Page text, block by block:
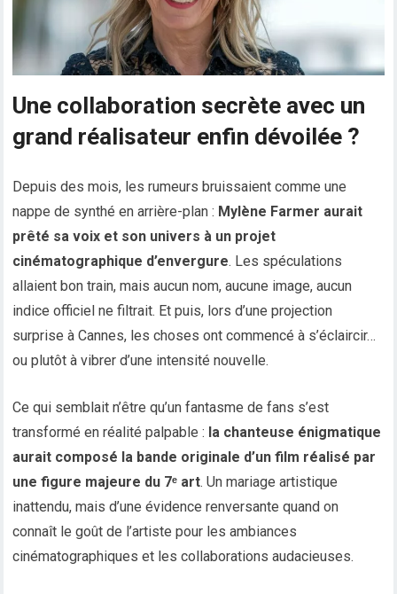
Une collaboration secrète avec un
grand réalisateur enfin dévoilée ?
Depuis des mois, les rumeurs bruissaient comme une
nappe de synthé en arrière-plan : Mylène Farmer aurait
prêté sa voix et son univers à un projet
cinématographique d’envergure. Les spéculations
allaient bon train, mais aucun nom, aucune image, aucun
indice officiel ne filtrait. Et puis, lors d’une projection
surprise à Cannes, les choses ont commencé à s’éclaircir…
ou plutôt à vibrer d’une intensité nouvelle.
Ce qui semblait n’être qu’un fantasme de fans s’est
transformé en réalité palpable : la chanteuse énigmatique
aurait composé la bande originale d’un film réalisé par
une figure majeure du 7ᵉ art. Un mariage artistique
inattendu, mais d’une évidence renversante quand on
connaît le goût de l’artiste pour les ambiances
cinématographiques et les collaborations audacieuses.